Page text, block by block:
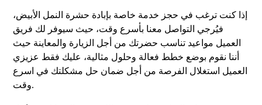
إذا كنت ترغب في حجز خدمة خاصة بإبادة حشرة النمل الأبيض،
فيُرجي التواصل معنا بأسرع وقت، حيث سيوفر لك فريق
العميل مواعيد تناسب حضرتك من أجل الزيارة والمعاينة حيث
أننا نقوم بوضع خطط فعالة وحلول مثالية، عليك فقط عزيزي
العميل استغلال الفرصة من أجل ضمان حل مشكلتك في اسرع
وقت.